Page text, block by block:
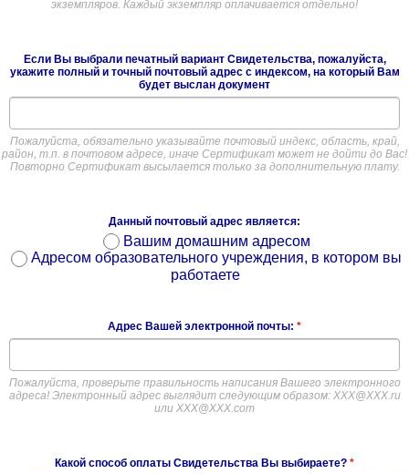
экземпляров. Каждый экземпляр оплачивается отдельно!
Если Вы выбрали печатный вариант Свидетельства, пожалуйста,
укажите полный и точный почтовый адрес с индексом, на который Вам
будет выслан документ
Пожалуйста, обязательно указывайте почтовый индекс, область, край,
район, т.п. в почтовом адресе, иначе Сертификат может не дойти до Вас!
Повторно Сертификат высылается только за дополнительную плату.
Данный почтовый адрес является:
Вашим домашним адресом
Адресом образовательного учреждения, в котором вы
работаете
Адрес Вашей электронной почты: *
Пожалуйста, проверьте правильность написания Вашего электронного
адреса! Электронный адрес выглядит следующим образом: ХХХ@ХХХ.ru
или XXX@XXX.com
Какой способ оплаты Свидетельства Вы выбираете? *